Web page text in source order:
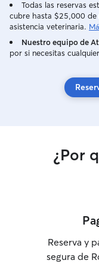
Todas las reservas
cubre hasta $25,000
asistencia veterinaria.
Nuestro equipo de
por si necesitas
¿Por
Reserva y
segura de